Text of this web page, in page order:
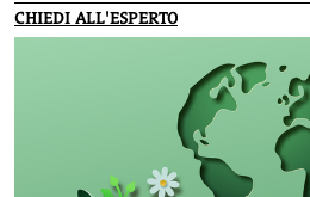
CHIEDI ALL'ESPERTO